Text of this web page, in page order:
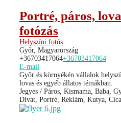
Portré, páros,
fotózás
Helyszíni fotós
Győr, Magyarország
+36703417064+36703417064
E-mail
Győr és környékén vállalok
lovas és egyéb állatos témákban.
Jegyes / Páros, Kismama, Baba,
Divat, Portré, Reklám, Kutya,